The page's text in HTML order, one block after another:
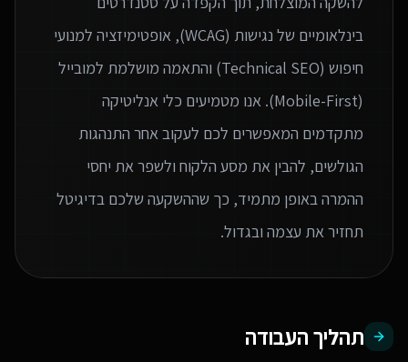
בינלאומיים של נגישות (WCAG), אופטימיזציה למנועי
חיפוש (Technical SEO) והתאמה מושלמת למובייל
(Mobile-First). אנו מטמיעים כלי אנליטיקה
מתקדמים המאפשרים לכם לעקוב אחר התנהגות
הגולשים, להבין את מסע הלקוח ולשפר את יחסי
ההמרה באופן מתמיד, כך שההשקעה שלכם בדיגיטל
תחזיר את עצמה ובגדול.
תהליך העבודה